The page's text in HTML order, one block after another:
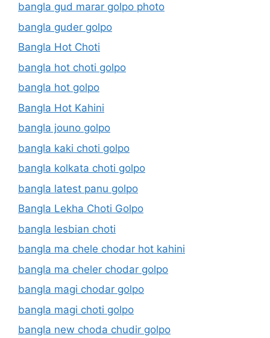
bangla gud marar golpo photo
bangla guder golpo
Bangla Hot Choti
bangla hot choti golpo
bangla hot golpo
Bangla Hot Kahini
bangla jouno golpo
bangla kaki choti golpo
bangla kolkata choti golpo
bangla latest panu golpo
Bangla Lekha Choti Golpo
bangla lesbian choti
bangla ma chele chodar hot kahini
bangla ma cheler chodar golpo
bangla magi chodar golpo
bangla magi choti golpo
bangla new choda chudir golpo